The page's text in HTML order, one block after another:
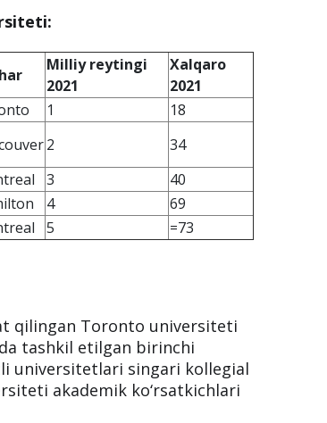
Milliy reytingi
2021
Xalqaro
2021
1
18
2
34
3
40
4
69
5 =73
qilingan Toronto universiteti
tashkil etilgan birinchi
universitetlari singari kollegial
akademik ko‘rsatkichlari